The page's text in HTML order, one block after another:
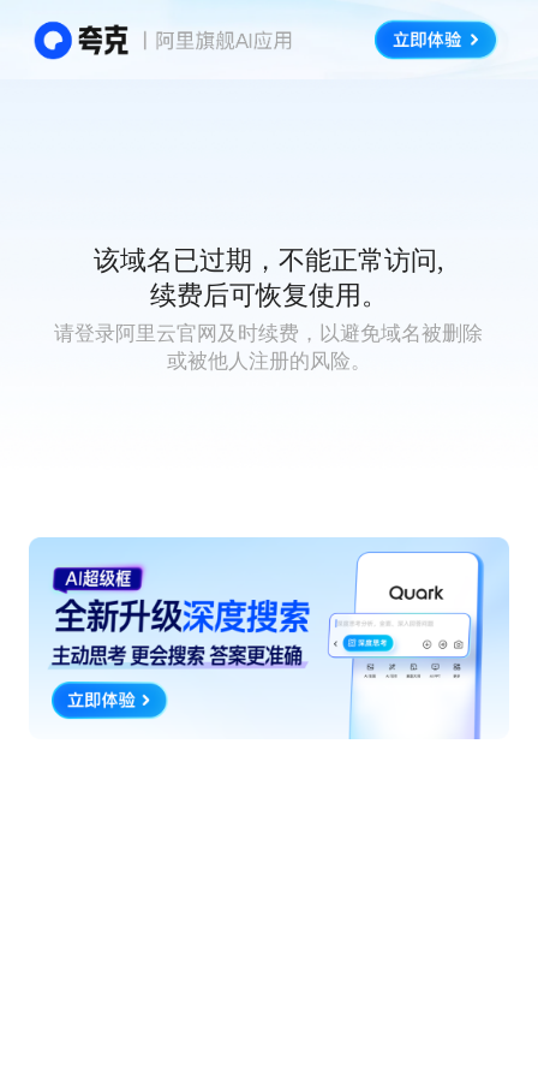
该域名已过期，不能正常访问,
续费后可恢复使用。
请登录阿里云官网及时续费，以避免域名被删除
或被他人注册的风险。